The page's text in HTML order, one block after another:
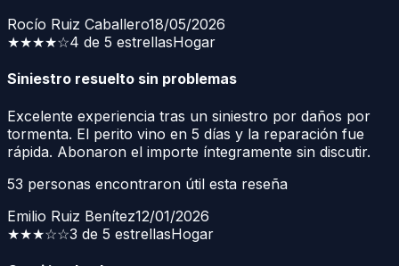
Rocío Ruiz Caballero18/05/2026
★★★★☆4 de 5 estrellasHogar
Siniestro resuelto sin problemas
Excelente experiencia tras un siniestro por daños por
tormenta. El perito vino en 5 días y la reparación fue
rápida. Abonaron el importe íntegramente sin discutir.
53 personas encontraron útil esta reseña
Emilio Ruiz Benítez12/01/2026
★★★☆☆3 de 5 estrellasHogar